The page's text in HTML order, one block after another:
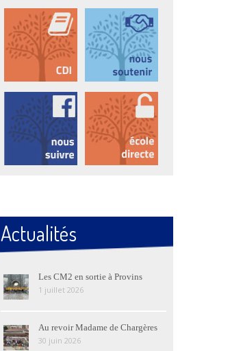
Actualités
Les CM2 en sortie à Provins
1 juillet 2026
Au revoir Madame de Chargères
30 juin 2026